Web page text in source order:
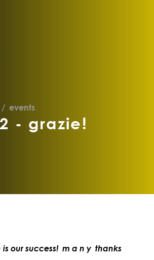
events
- grazie!
is our success! m a n y thanks